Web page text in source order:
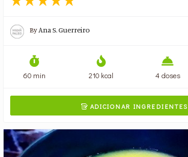
By Ana S. Guerreiro
60 min 210 kcal 4 doses
ADICIONAR INGREDIENTES